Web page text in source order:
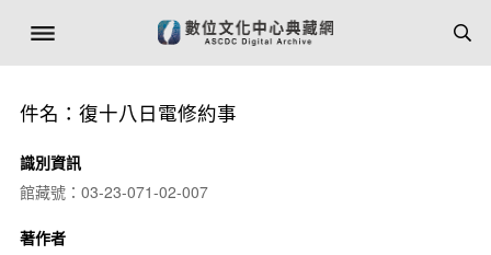
件名：復十八日電修約事
識別資訊
館藏號：03-23-071-02-007
著作者